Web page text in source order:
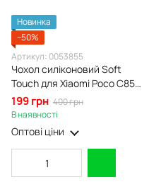
Новинка
−50%
Артикул: 0053855
Чохол силіконовий Soft
Touch для Xiaomi Poco C85
молочний (Повний захист
камери)
199 грн 400 грн
В наявності
Оптові ціни